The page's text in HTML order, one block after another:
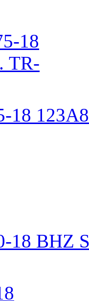
18
18 BHZ